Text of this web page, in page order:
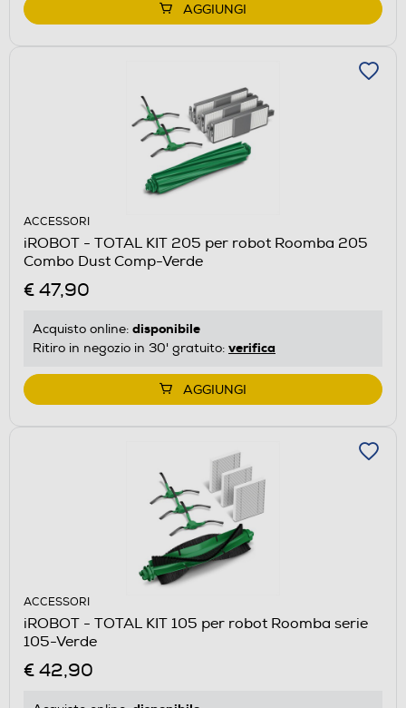
AGGIUNGI
ACCESSORI
iROBOT - TOTAL KIT 205 per robot Roomba 205
Combo Dust Comp-Verde
€ 47,90
Acquisto online: disponibile
Ritiro in negozio in 30' gratuito: verifica
AGGIUNGI
ACCESSORI
iROBOT - TOTAL KIT 105 per robot Roomba serie
105-Verde
€ 42,90